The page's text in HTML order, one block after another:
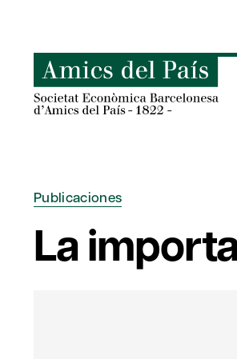
contenido
Publicaciones
La